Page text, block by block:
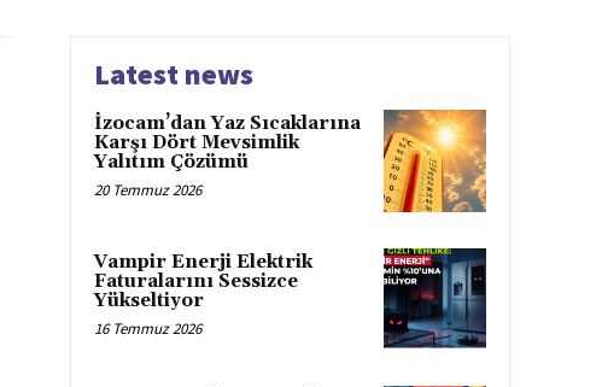
Latest news
İzocam’dan Yaz Sıcaklarına
Karşı Dört Mevsimlik
Yalıtım Çözümü
20 Temmuz 2026
Vampir Enerji Elektrik
Faturalarını Sessizce
Yükseltiyor
16 Temmuz 2026